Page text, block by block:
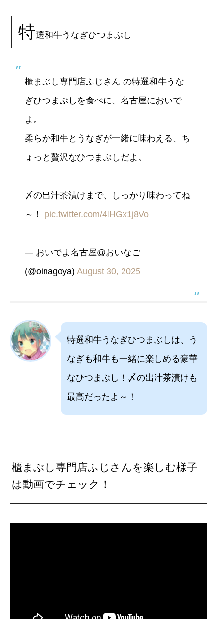
特選和牛うなぎひつまぶし
櫃まぶし専門店ふじさん の特選和牛うな
ぎひつまぶしを食べに、名古屋においで
よ。
柔らか和牛とうなぎが一緒に味わえる、ち
ょっと贅沢なひつまぶしだよ。
〆の出汁茶漬けまで、しっかり味わってね
～！ pic.twitter.com/4IHGx1j8Vo
— おいでよ名古屋@おいなご
(@oinagoya) August 30, 2025
特選和牛うなぎひつまぶしは、う
なぎも和牛も一緒に楽しめる豪華
なひつまぶし！〆の出汁茶漬けも
最高だったよ～！
櫃まぶし専門店ふじさんを楽しむ様子
は動画でチェック！